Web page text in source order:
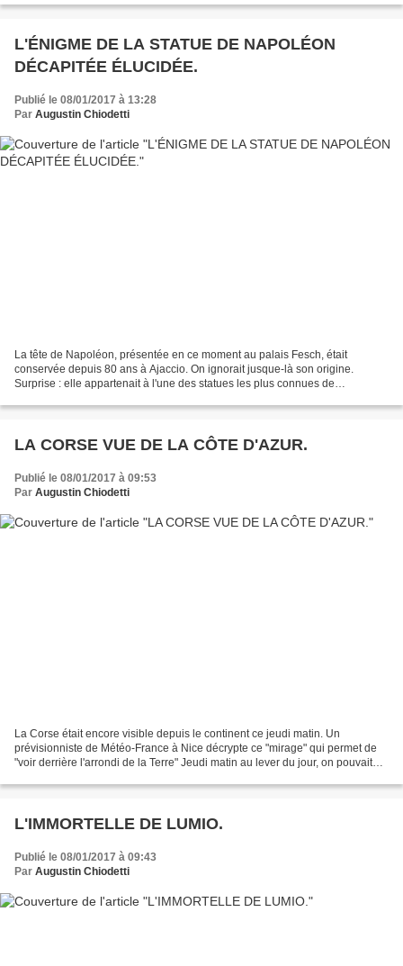
L'ÉNIGME DE LA STATUE DE NAPOLÉON
DÉCAPITÉE ÉLUCIDÉE.
Publié le 08/01/2017 à 13:28
Par Augustin Chiodetti
La tête de Napoléon, présentée en ce moment au palais Fesch, était
conservée depuis 80 ans à Ajaccio. On ignorait jusque-là son origine.
Surprise : elle appartenait à l'une des statues les plus connues de
LA CORSE VUE DE LA CÔTE D'AZUR.
Publié le 08/01/2017 à 09:53
Par Augustin Chiodetti
La Corse était encore visible depuis le continent ce jeudi matin. Un
prévisionniste de Météo-France à Nice décrypte ce "mirage" qui permet de
"voir derrière l'arrondi de la Terre" Jeudi matin au lever du jour, on pouvait
L'IMMORTELLE DE LUMIO.
Publié le 08/01/2017 à 09:43
Par Augustin Chiodetti